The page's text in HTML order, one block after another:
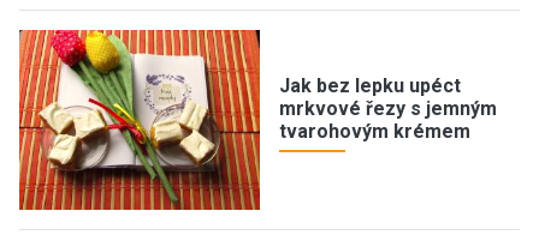
Jak bez lepku upéct
mrkvové řezy s jemným
tvarohovým krémem